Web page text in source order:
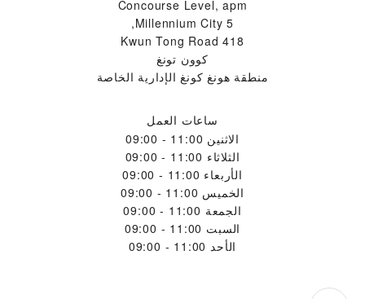
Concourse Level, apm
Millennium City 5,
418 Kwun Tong Road
كوون تونغ
منطقة هونغ كونغ الإدارية الخاصة
ساعات العمل
الاثنين 11:00 - 09:00
الثلاثاء 11:00 - 09:00
الأربعاء 11:00 - 09:00
الخميس 11:00 - 09:00
الجمعة 11:00 - 09:00
السبت 11:00 - 09:00
الأحد 11:00 - 09:00